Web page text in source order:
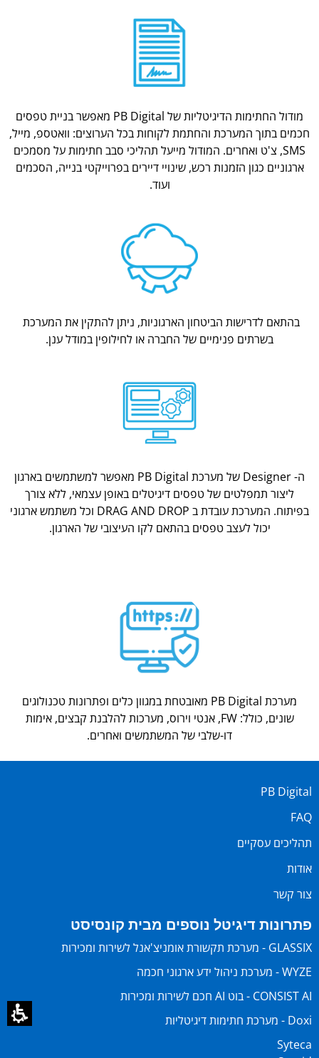
מודול החתימות הדיגיטליות של PB Digital מאפשר בניית טפסים
חכמים בתוך המערכת והחתמת לקוחות בכל הערוצים: וואטספ, מייל,
SMS, צ'ט ואחרים. המודול מייעל תהליכי סבב חתימות על מסמכים
ארגוניים כגון הזמנות רכש, שינויי דיירים בפרוייקטי בנייה, הסכמים
ועוד.
בהתאם לדרישות הביטחון הארגוניות, ניתן להתקין את המערכת
בשרתים פנימיים של החברה או לחילופין במודל ענן.
ה- Designer של מערכת PB Digital מאפשר למשתמשים בארגון
ליצור תמפלטים של טפסים דיגיטלים באופן עצמאי, ללא צורך
בפיתוח. המערכת עובדת ב DRAG AND DROP וכל משתמש ארגוני
יכול לעצב טפסים בהתאם לקו העיצובי של הארגון.
מערכת PB Digital מאובטחת במגוון כלים ופתרונות טכנולוגים
שונים, כולל: FW, אנטי וירוס, מערכות להלבנת קבצים, אימות
דו-שלבי של המשתמשים ואחרים.
PB Digital
FAQ
תהליכים עסקיים
אודות
צור קשר
פתרונות דיגיטל נוספים מבית קונסיסט
GLASSIX - מערכת תקשורת אומניצ'אנל לשירות ומכירות
WYZE - מערכת ניהול ידע ארגוני חכמה
CONSIST AI - בוט AI חכם לשירות ומכירות
Doxi - מערכת חתימות דיגיטליות
Syteca